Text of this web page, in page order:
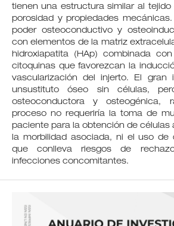
tienen una estructura similar al
porosidad y propiedades
poder osteoconductivo y
con elementos de la matriz
hidroxiapatita (HAp) combinada
citoquinas que favorezcan la
vascularización del injerto. El gran
unsustituto óseo sin células,
osteoconductora y
proceso no requeriría la toma de
paciente para la obtención de células
la morbilidad asociada, ni el uso de
que conlleva riesgos de
infecciones concomitantes.